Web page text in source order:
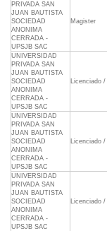
PRIVADA SAN
JUAN BAUTISTA
SOCIEDAD
ANONIMA
CERRADA -
UPSJB SAC
Magister
UNIVERSIDAD
PRIVADA SAN
JUAN BAUTISTA
SOCIEDAD
ANONIMA
CERRADA -
UPSJB SAC
Licenciado
UNIVERSIDAD
PRIVADA SAN
JUAN BAUTISTA
SOCIEDAD
ANONIMA
CERRADA -
UPSJB SAC
Licenciado
UNIVERSIDAD
PRIVADA SAN
JUAN BAUTISTA
SOCIEDAD
ANONIMA
CERRADA -
UPSJB SAC
Licenciado